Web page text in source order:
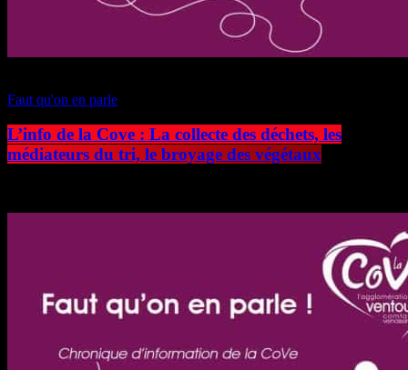
Faut qu'on en parle
L’info de la Cove : La collecte des déchets, les
médiateurs du tri, le broyage des végétaux